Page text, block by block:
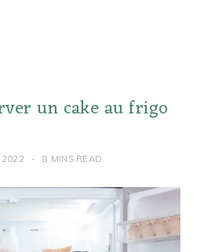
un cake au frigo
2022 8 MINS READ